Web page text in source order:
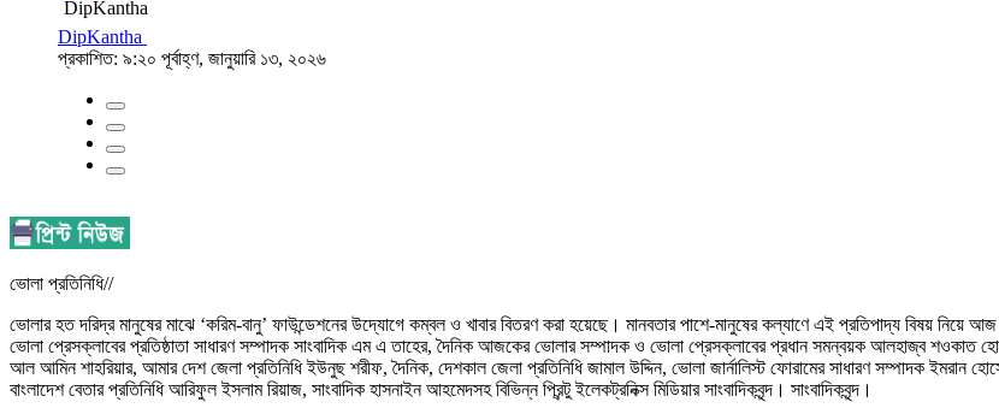
DipKantha
প্রকাশিত: ৯:২০ পূর্বাহ্ণ, জানুয়ারি ১৩, ২০২৬
ভোলা প্রতিনিধি//
ভোলার হত দরিদ্র মানুষের মাঝে ‘করিম-বানু’ ফাউন্ডেশনের উদ্যোগে কম্বল ও খাবার বিতরণ করা হয়েছে। মানবতার পাশে-মানুষের কল্যাণে এই প্রতিপাদ্য বিষয় নিয়ে
ভোলা প্রেসক্লাবের প্রতিষ্ঠাতা সাধারণ সম্পাদক সাংবাদিক এম এ তাহের, দৈনিক আজকের ভোলার সম্পাদক ও ভোলা প্রেসক্লাবের প্রধান সমন্বয়ক আলহাজ্ব শওকাত
আল আমিন শাহরিয়ার, আমার দেশ জেলা প্রতিনিধি ইউনুছ শরীফ, দৈনিক, দেশকাল জেলা প্রতিনিধি জামাল উদ্দিন, ভোলা জার্নালিস্ট ফোরামের সাধারণ সম্পাদক ইমরান
বাংলাদেশ বেতার প্রতিনিধি আরিফুল ইসলাম রিয়াজ, সাংবাদিক হাসনাইন আহমেদসহ বিভিন্ন প্রিন্টু ইলেকট্রনিক্স মিডিয়ার সাংবাদিকবৃন্দ। সাংবাদিকবৃন্দ।